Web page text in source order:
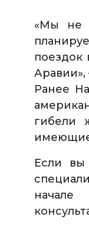
«Мы не
поездок
Аравии»,
Ранее
гибели
Если вы